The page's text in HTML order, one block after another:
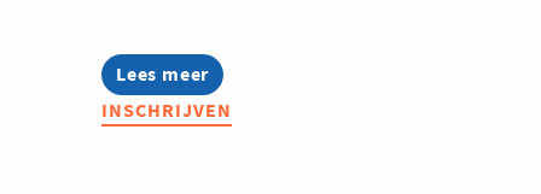
Lees meer
about
Feest
van
INSCHRIJVEN